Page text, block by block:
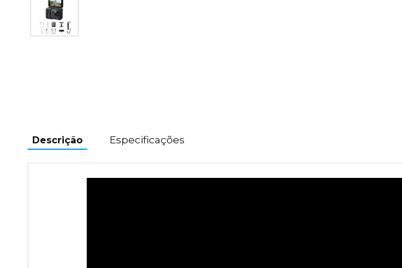
Descrição Especificações